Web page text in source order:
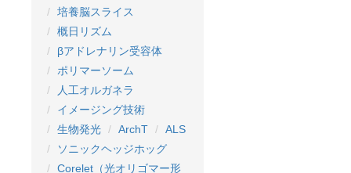
培養脳スライス
概日リズム
βアドレナリン受容体
ポリマーソーム
人工オルガネラ
イメージング技術
生物発光
ArchT
ALS
ソニックヘッジホッグ
Corelet（光オリゴマー形